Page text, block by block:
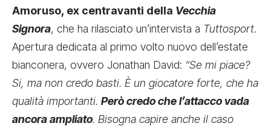
Amoruso, ex centravanti della Vecchia
Signora, che ha rilasciato un’intervista a Tuttosport.
Apertura dedicata al primo volto nuovo dell’estate
bianconera, ovvero Jonathan David: “Se mi piace?
Si, ma non credo basti. È un giocatore forte, che ha
qualità importanti. Però credo che l’attacco vada
ancora ampliato. Bisogna capire anche il caso